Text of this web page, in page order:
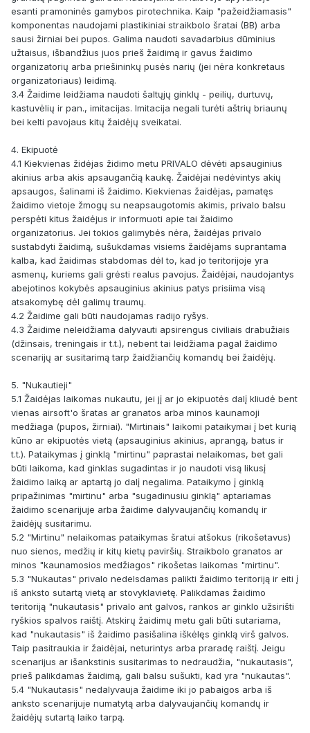
esanti pramoninės gamybos pirotechnika. Kaip "pažeidžiamasis"
komponentas naudojami plastikiniai straikbolo šratai (BB) arba
sausi žirniai bei pupos. Galima naudoti savadarbius dūminius
užtaisus, išbandžius juos prieš žaidimą ir gavus žaidimo
organizatorių arba priešininkų pusės narių (jei nėra konkretaus
organizatoriaus) leidimą.
3.4 Žaidime leidžiama naudoti šaltųjų ginklų - peilių, durtuvų,
kastuvėlių ir pan., imitacijas. Imitacija negali turėti aštrių briaunų
bei kelti pavojaus kitų žaidėjų sveikatai.
4. Ekipuotė
4.1 Kiekvienas židėjas židimo metu PRIVALO dėvėti apsauginius
akinius arba akis apsaugančią kaukę. Žaidėjai nedėvintys akių
apsaugos, šalinami iš žaidimo. Kiekvienas žaidėjas, pamatęs
žaidimo vietoje žmogų su neapsaugotomis akimis, privalo balsu
perspėti kitus žaidėjus ir informuoti apie tai žaidimo
organizatorius. Jei tokios galimybės nėra, žaidėjas privalo
sustabdyti žaidimą, sušukdamas visiems žaidėjams suprantama
kalba, kad žaidimas stabdomas dėl to, kad jo teritorijoje yra
asmenų, kuriems gali grėsti realus pavojus. Žaidėjai, naudojantys
abejotinos kokybės apsauginius akinius patys prisiima visą
atsakomybę dėl galimų traumų.
4.2 Žaidime gali būti naudojamas radijo ryšys.
4.3 Žaidime neleidžiama dalyvauti apsirengus civiliais drabužiais
(džinsais, treningais ir t.t.), nebent tai leidžiama pagal žaidimo
scenarijų ar susitarimą tarp žaidžiančių komandų bei žaidėjų.
5. "Nukautieji"
5.1 Žaidėjas laikomas nukautu, jei jį ar jo ekipuotės dalį kliudė bent
vienas airsoft'o šratas ar granatos arba minos kaunamoji
medžiaga (pupos, žirniai). "Mirtinais" laikomi pataikymai į bet kurią
kūno ar ekipuotės vietą (apsauginius akinius, aprangą, batus ir
t.t.). Pataikymas į ginklą "mirtinu" paprastai nelaikomas, bet gali
būti laikoma, kad ginklas sugadintas ir jo naudoti visą likusį
žaidimo laiką ar aptartą jo dalį negalima. Pataikymo į ginklą
pripažinimas "mirtinu" arba "sugadinusiu ginklą" aptariamas
žaidimo scenarijuje arba žaidime dalyvaujančių komandų ir
žaidėjų susitarimu.
5.2 "Mirtinu" nelaikomas pataikymas šratui atšokus (rikošetavus)
nuo sienos, medžių ir kitų kietų paviršių. Straikbolo granatos ar
minos "kaunamosios medžiagos" rikošetas laikomas "mirtinu".
5.3 "Nukautas" privalo nedelsdamas palikti žaidimo teritoriją ir eiti į
iš anksto sutartą vietą ar stovyklavietę. Palikdamas žaidimo
teritoriją "nukautasis" privalo ant galvos, rankos ar ginklo užsirišti
ryškios spalvos raištį. Atskirų žaidimų metu gali būti sutariama,
kad "nukautasis" iš žaidimo pasišalina iškėlęs ginklą virš galvos.
Taip pasitraukia ir žaidėjai, neturintys arba praradę raištį. Jeigu
scenarijus ar išankstinis susitarimas to nedraudžia, "nukautasis",
prieš palikdamas žaidimą, gali balsu sušukti, kad yra "nukautas".
5.4 "Nukautasis" nedalyvauja žaidime iki jo pabaigos arba iš
anksto scenarijuje numatytą arba dalyvaujančių komandų ir
žaidėjų sutartą laiko tarpą.